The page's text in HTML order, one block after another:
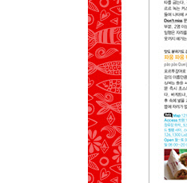
03 보아비스타
MAP
SEE
EAT
포르투 숙박